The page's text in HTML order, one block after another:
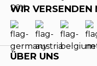
WIR VERSENDEN
ÜBER UNS